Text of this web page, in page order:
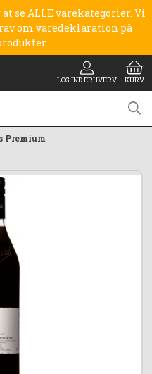
se ALLE varekategorier. Vi
om varedeklaration på
LOG IND ERHVERV KURV
Premium